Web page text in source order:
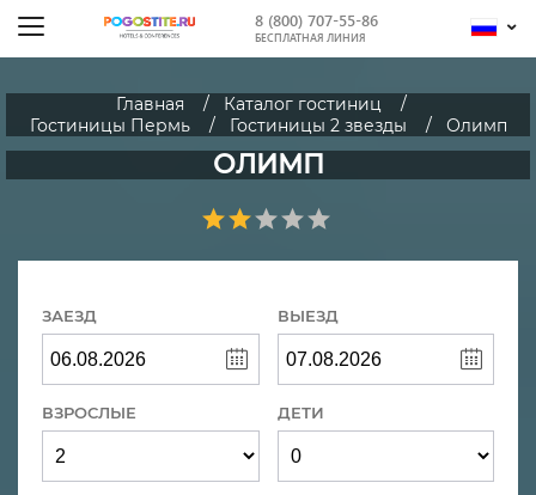
8 (800) 707-55-86
БЕСПЛАТНАЯ ЛИНИЯ
Главная
Каталог гостиниц
Гостиницы Пермь
Гостиницы 2 звезды Олимп
ОЛИМП
ЗАЕЗД ВЫЕЗД
ВЗРОСЛЫЕ ДЕТИ